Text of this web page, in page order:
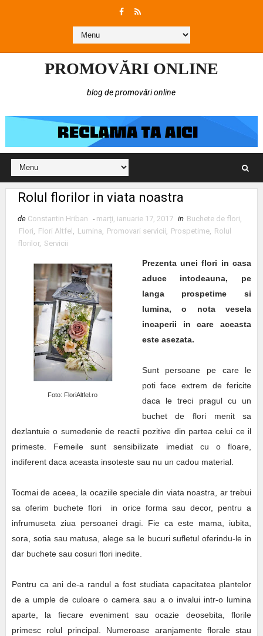
PROMOVĂRI ONLINE
blog de promovări online
Rolul florilor in viata noastra
de Constantin Hriban - marți, ianuarie 17, 2017 in Buchete de flori,
Flori, Flori Altfel , Lumina, Promovari servicii, Prospetime, Rolul
florilor, Servicii
Foto: FloriAltfel.ro
Prezenta unei flori in casa
aduce intodeauna, pe
langa prospetime si
lumina, o nota vesela
incaperii in care aceasta
este asezata.
Sunt persoane pe care le
poti face extrem de fericite
daca le treci pragul cu un
buchet de flori menit sa
dezlantuie o sumedenie de reactii pozitive din partea celui ce il
primeste. Femeile sunt sensibilizate imediat cu o floare,
indiferent daca aceasta insoteste sau nu un cadou material.
Tocmai de aceea, la ocaziile speciale din viata noastra, ar trebui
sa oferim buchete flori in orice forma sau decor, pentru a
infrumuseta ziua persoanei dragi. Fie ca este mama, iubita,
sora, sotia sau matusa, alege sa le bucuri sufletul oferindu-le in
dar buchete sau cosuri flori inedite.
Pentru ca ani de-a randul a fost studiata capacitatea plantelor
de a umple de culoare o camera sau a o invalui intr-o lumina
aparte, la fiecare eveniment sau ocazie deosebita, florile
primesc rolul principal. Numeroase aranjamente florale stau